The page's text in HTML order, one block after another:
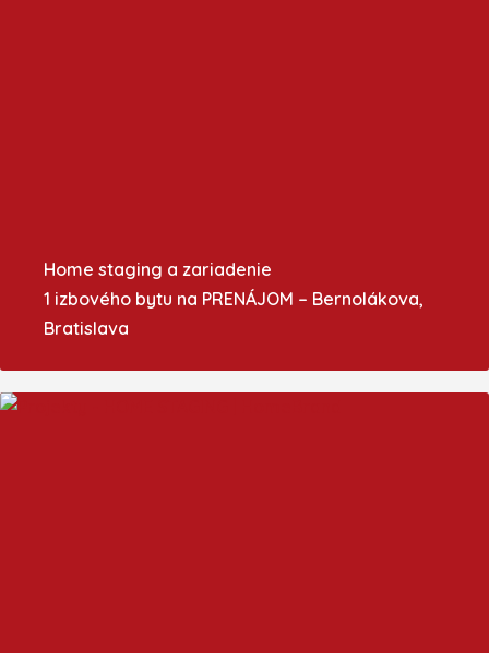
Home staging a zariadenie
1 izbového bytu na PRENÁJOM – Bernolákova,
Bratislava